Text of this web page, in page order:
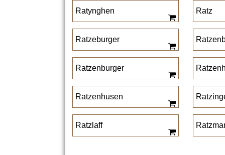
Ratynghen Ratz
Ratzeburger
Ratzenburger
Ratzenhusen
Ratzlaff